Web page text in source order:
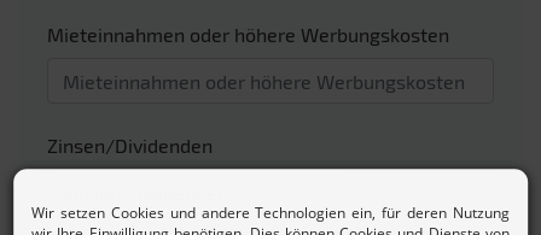
Mieteinnahmen oder höhere Werbungskosten
Zinsen/Dividenden